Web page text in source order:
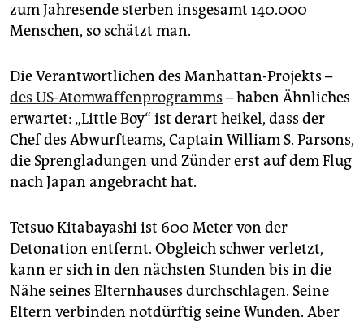
zum Jahresende sterben insgesamt 140.000
Menschen, so schätzt man.
Die Verantwortlichen des Manhattan-Projekts –
des US-Atomwaffenprogramms – haben Ähnliches
erwartet: „Little Boy“ ist derart heikel, dass der
Chef des Abwurfteams, Captain William S. Parsons,
die Sprengladungen und Zünder erst auf dem Flug
nach Japan angebracht hat.
Tetsuo Kitabayashi ist 600 Meter von der
Detonation entfernt. Obgleich schwer verletzt,
kann er sich in den nächsten Stunden bis in die
Nähe seines Elternhauses durchschlagen. Seine
Eltern verbinden notdürftig seine Wunden. Aber